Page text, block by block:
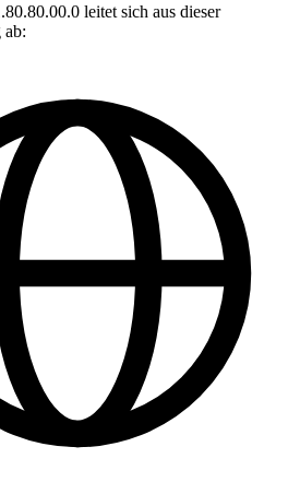
leitet sich aus dieser
ab: